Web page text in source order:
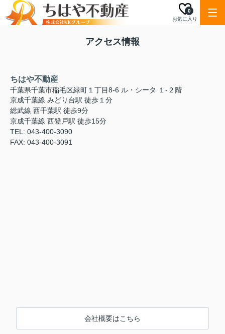
お気に入り
0
アクセス情報
ちはや不動産
千葉県千葉市稲毛区緑町１丁目8-6 ル・シータ １-２階
京成千葉線 みどり台駅 徒歩１分
総武線 西千葉駅 徒歩9分
京成千葉線 西登戸駅 徒歩15分
TEL: 043-400-3090
FAX: 043-400-3091
会社概要はこちら